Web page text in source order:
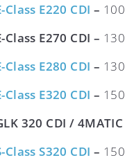
E220 CDI –
E270 CDI –
E280 CDI –
E320 CDI –
320 CDI / 4MATIC
S320 CDI –